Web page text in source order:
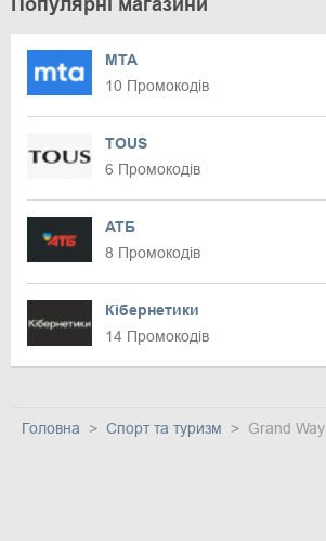
MTA
10 Промокодів
TOUS
6 Промокодів
АТБ
8 Промокодів
Кібернетики
14 Промокодів
Головна Спорт та туризм Grand Way